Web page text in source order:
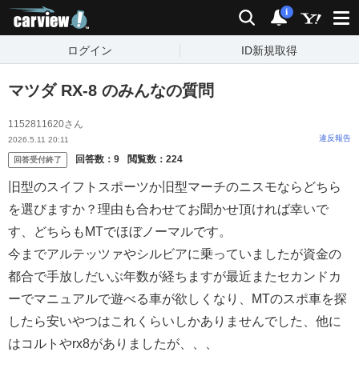
検索 通知
i
ログイン ID新規取得
マツダ RX-8 のみんなの質問
1152811620さん
2026.5.11 20:11 違反報告
回答受付終了 回答数： 9 閲覧数： 224
旧型のスイフトスポーツか旧型マーチのニスモならどちら
を選びますか？理由も合わせてお聞かせ頂ければ幸いで
す、どちらもMTでほぼノーマルです。
今までアルテッツァやシルビアに乗っていましたが資金の
都合で手放しだいぶ年数が経ちますが最近またセカンドカ
ーでマニュアルで遊べる車が欲しくなり、MTのスポ車を探
したら安いやつはこれくらいしかありませんでした、他に
はコルトやrx8がありましたが、、、